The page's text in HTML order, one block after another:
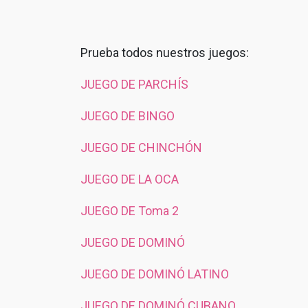
Prueba todos nuestros juegos:
JUEGO DE PARCHÍS
JUEGO DE BINGO
JUEGO DE CHINCHÓN
JUEGO DE LA OCA
JUEGO DE Toma 2
JUEGO DE DOMINÓ
JUEGO DE DOMINÓ LATINO